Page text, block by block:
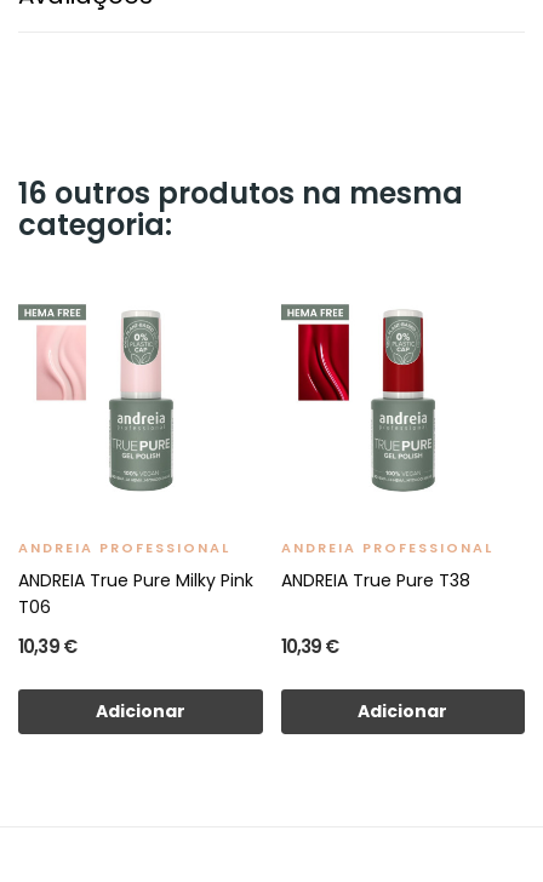
16 outros produtos na mesma
categoria:
ANDREIA PROFESSIONAL
ANDREIA True Pure Milky Pink
T06
10,39 €
Adicionar
ANDREIA PROFESSIONAL
ANDREIA True Pure T38
10,39 €
Adicionar